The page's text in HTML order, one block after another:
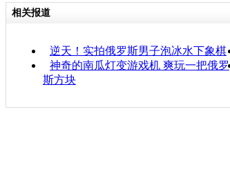
相关报道
逆天！实拍俄罗斯男子泡冰水下象棋
神奇的南瓜灯变游戏机 爽玩一把俄罗
斯方块